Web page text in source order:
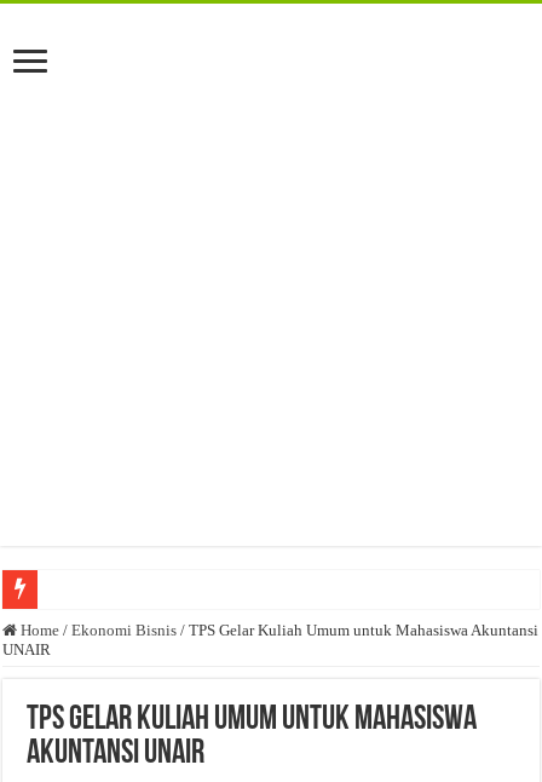
Anda butuh promosi usaha? Kontak ke Email redaksi@bisnisnasional.com
Dibutuhkan Marketing. Lamaran di-email ke redaksi@bisnisnasional.com
Home / Ekonomi Bisnis / TPS Gelar Kuliah Umum untuk Mahasiswa Akuntansi
UNAIR
TPS Gelar Kuliah Umum untuk Mahasiswa
Akuntansi UNAIR